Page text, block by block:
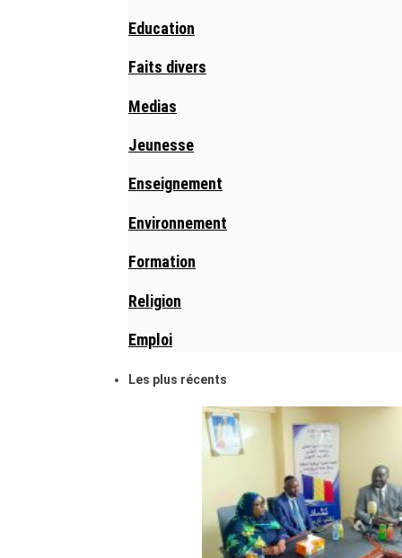
Education
Faits divers
Medias
Jeunesse
Enseignement
Environnement
Formation
Religion
Emploi
Les plus récents